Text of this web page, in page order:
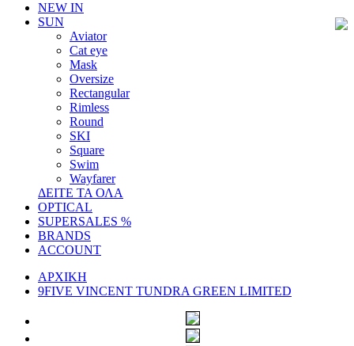
NEW IN
SUN
Aviator
Cat eye
Mask
Oversize
Rectangular
Rimless
Round
SKI
Square
Swim
Wayfarer
ΔΕΙΤΕ ΤΑ ΟΛΑ
OPTICAL
SUPERSALES %
BRANDS
ACCOUNT
ΑΡΧΙΚΗ
9FIVE VINCENT TUNDRA GREEN LIMITED